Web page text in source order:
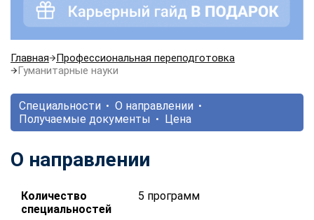
Главная
Профессиональная переподготовка
Гуманитарные науки
Специальности
О направлении
Получаемые документы
Цена
О направлении
Количество
специальностей
5 программ